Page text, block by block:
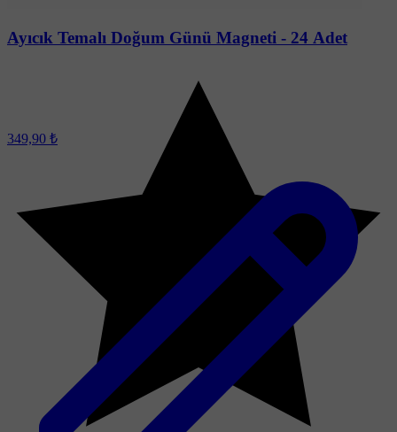
Ayıcık Temalı Doğum Günü Magneti - 24 Adet
349,90 ₺